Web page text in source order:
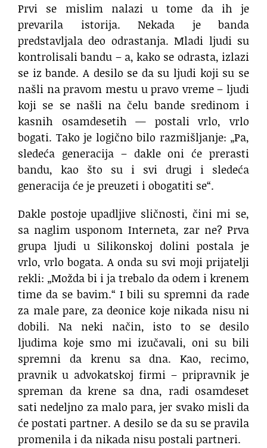
Prvi se mislim nalazi u tome da ih je
prevarila istorija. Nekada je banda
predstavljala deo odrastanja. Mladi ljudi su
kontrolisali bandu – a, kako se odrasta, izlazi
se iz bande. A desilo se da su ljudi koji su se
našli na pravom mestu u pravo vreme – ljudi
koji se se našli na čelu bande sredinom i
kasnih osamdesetih — postali vrlo, vrlo
bogati. Tako je logično bilo razmišljanje: „Pa,
sledeća generacija – dakle oni će prerasti
bandu, kao što su i svi drugi i sledeća
generacija će je preuzeti i obogatiti se“.
Dakle postoje upadljive sličnosti, čini mi se,
sa naglim usponom Interneta, zar ne? Prva
grupa ljudi u Silikonskoj dolini postala je
vrlo, vrlo bogata. A onda su svi moji prijatelji
rekli: „Možda bi i ja trebalo da odem i krenem
time da se bavim.“ I bili su spremni da rade
za male pare, za deonice koje nikada nisu ni
dobili. Na neki način, isto to se desilo
ljudima koje smo mi izučavali, oni su bili
spremni da krenu sa dna. Kao, recimo,
pravnik u advokatskoj firmi – pripravnik je
spreman da krene sa dna, radi osamdeset
sati nedeljno za malo para, jer svako misli da
će postati partner. A desilo se da su se pravila
promenila i da nikada nisu postali partneri.